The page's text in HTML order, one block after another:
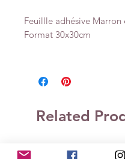
Feuillle adhésive Marron
Format 30x30cm
Related